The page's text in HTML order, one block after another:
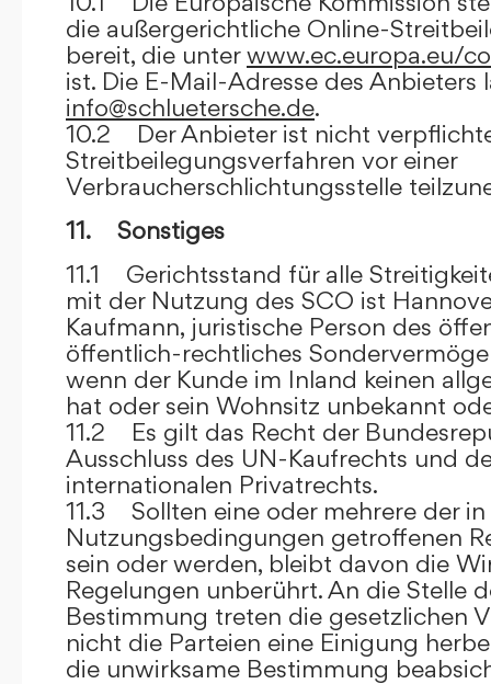
die außergerichtliche Online-
bereit, die unterwww.ec.europa.eu/
ist. Die E-Mail-Adresse des Anbieters
info@schluetersche.de.
10.2 Der Anbieter ist nicht
Streitbeilegungsverfahren vor einer
Verbraucherschlichtungsstelle
11. Sonstiges
11.1 Gerichtsstand für alle
mit der Nutzung des SCO ist
Kaufmann, juristische Person des
öffentlich-rechtliches
wenn der Kunde im Inland keinen
hat oder sein Wohnsitz unbekannt
11.2 Es gilt das Recht der
Ausschluss des UN-Kaufrechts und
internationalen Privatrechts.
11.3 Sollten eine oder mehrere der in
Nutzungsbedingungen getroffenen
sein oder werden, bleibt davon die
Regelungen unberührt. An die Stelle
Bestimmung treten die gesetzlichen
nicht die Parteien eine Einigung
die unwirksame Bestimmung